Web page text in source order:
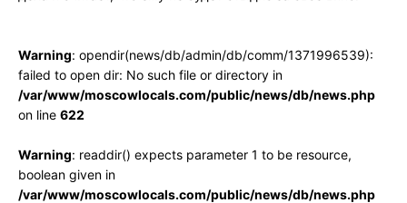
Warning: opendir(news/db/admin/db/comm/1371996539):
failed to open dir: No such file or directory in
/var/www/moscowlocals.com/public/news/db/news.php
on line 622
Warning: readdir() expects parameter 1 to be resource,
boolean given in
/var/www/moscowlocals.com/public/news/db/news.php